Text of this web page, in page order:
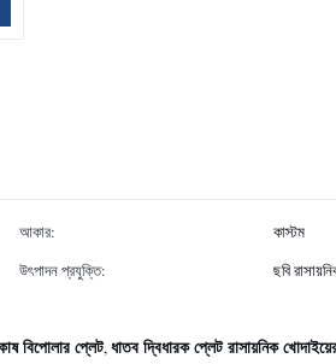
আকার:
কাস্টম
উৎপাদন প্রযুক্তি:
ছবি
বিপোলার প্লেট,ধাতব দ্বিধারক প্লেট রাসায়নিক